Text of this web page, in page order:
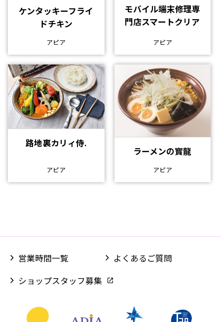
ケンタッキーフライ
ドチキン
アピア
モバイル端末修理専
門店スマートクリア
アピア
路地裏カリィ侍.
アピア
ラーメンの寳龍
アピア
営業時間一覧
よくあるご質問
ショップスタッフ募集